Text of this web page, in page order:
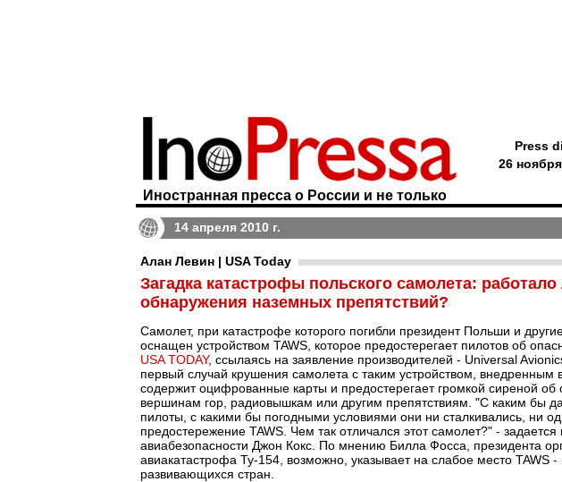
Иностранная пресса о России и не только
Press
26 ноября
14 апреля 2010 г.
Алан Левин | USA Today
Загадка катастрофы польского самолета:
обнаружения наземных препятствий?
Самолет, при катастрофе которого погибли президент Польши и
оснащен устройством TAWS, которое предостерегает пилотов об
USA TODAY, ссылаясь на заявление производителей - Universal
первый случай крушения самолета с таким устройством, внедренным
содержит оцифрованные карты и предостерегает громкой сиреной
вершинам гор, радиовышкам или другим препятствиям. "С каким бы
пилоты, с какими бы погодными условиями они ни сталкивались, ни
предостережение TAWS. Чем так отличался этот самолет?" -
авиабезопасности Джон Кокс. По мнению Билла Фосса, президента
авиакатастрофа Ту-154, возможно, указывает на слабое место TAWS -
развивающихся стран.